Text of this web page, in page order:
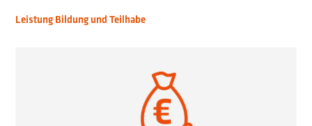
Leistung Bildung und Teilhabe